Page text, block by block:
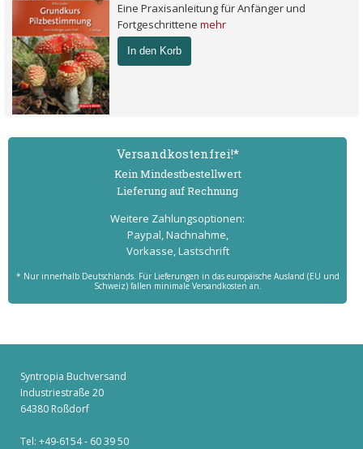
Eine Praxisanleitung für Anfänger und
Fortgeschrittene mehr
In den Korb
Versand­kostenfrei!*
Kein Mindest­bestell­wert
Lieferung auf Rechnung
Weitere Zahlungs­optionen:
Paypal, Nachnahme,
Vorkasse, Lastschrift
* Nur innerhalb Deutschlands. Für Lieferungen in das europäische Ausland (EU und
Schweiz) fallen minimale Versandkosten an.
Syntropia Buchversand
Industriestraße 20
64380 Roßdorf
Tel: +49-6154 - 60 39 50